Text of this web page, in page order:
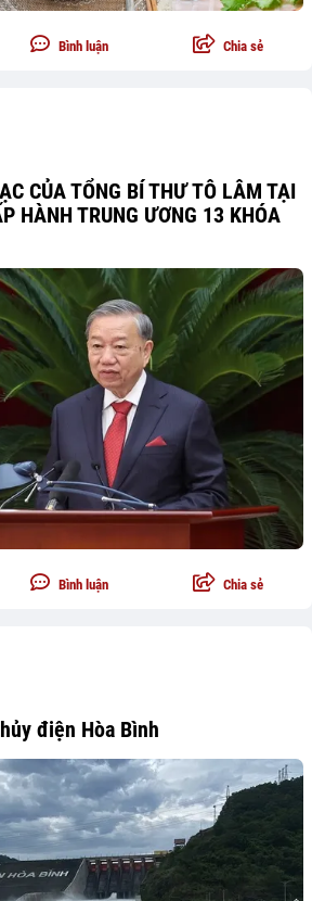
Bình luận Chia sẻ
CỦA TỔNG BÍ THƯ TÔ LÂM TẠI
HÀNH TRUNG ƯƠNG 13 KHÓA
Bình luận Chia sẻ
điện Hòa Bình